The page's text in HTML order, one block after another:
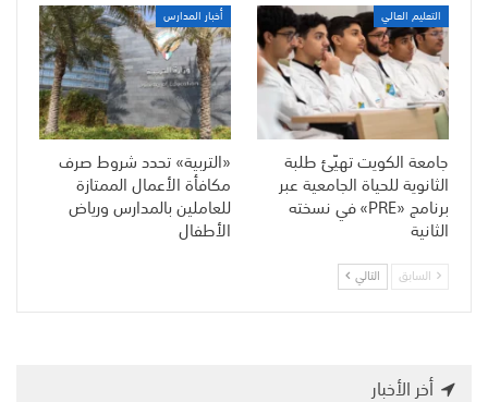
التعليم العالي
جامعة الكويت تهيّئ طلبة
الثانوية للحياة الجامعية عبر
برنامج «PRE» في نسخته
الثانية
أخبار المدارس
«التربية» تحدد شروط صرف
مكافأة الأعمال الممتازة
للعاملين بالمدارس ورياض
الأطفال
السابق التالي
أخر الأخبار